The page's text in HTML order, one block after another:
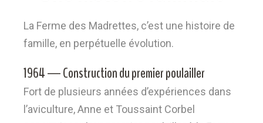
La Ferme des Madrettes, c’est une histoire de
famille, en perpétuelle évolution.
1964 — Construction du premier poulailler
Fort de plusieurs années d’expériences dans
l’aviculture, Anne et Toussaint Corbel